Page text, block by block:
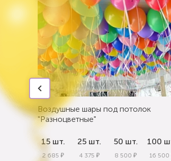
Воздушные шары под потолок
"Разноцветные"
15 шт.
2 685 ₽
25 шт.
4 375 ₽
50 шт.
8 500 ₽
100
16 500